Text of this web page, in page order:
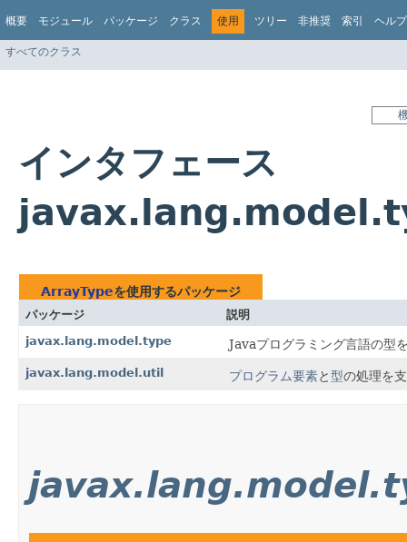
概要 モジュール パッケージ クラス 使用 ツリー 非推奨 索引 ヘルプ
すべてのクラス
インタフェース
ArrayTypeを使用するパッケージ
パッケージ
説明
javax.lang.model.type
Javaプログラミング言語の型
javax.lang.model.util プログラム要素と型の処理を